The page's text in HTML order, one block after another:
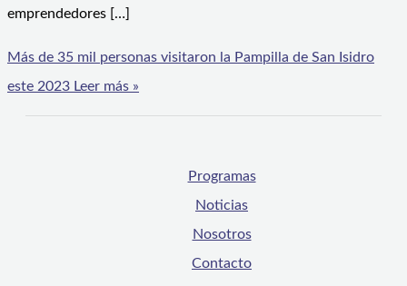
emprendedores […]
Más de 35 mil personas visitaron la Pampilla de San Isidro
este 2023 Leer más »
Programas
Noticias
Nosotros
Contacto